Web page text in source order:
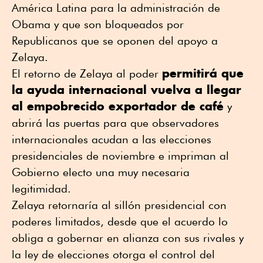
América Latina para la administración de
Obama y que son bloqueados por
Republicanos que se oponen del apoyo a
Zelaya.
El retorno de Zelaya al poder permitirá que
la ayuda internacional vuelva a llegar
al empobrecido exportador de café y
abrirá las puertas para que observadores
internacionales acudan a las elecciones
presidenciales de noviembre e impriman al
Gobierno electo una muy necesaria
legitimidad.
Zelaya retornaría al sillón presidencial con
poderes limitados, desde que el acuerdo lo
obliga a gobernar en alianza con sus rivales y
la ley de elecciones otorga el control del